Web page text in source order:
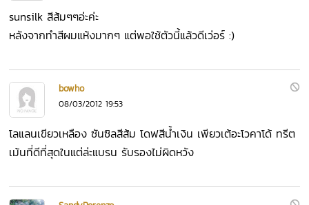
sunsilk สีส้มๆๆอ่ะค่ะ
หลังจากทำสีผมแห้งมากๆ แต่พอใช้ตัวนี้แล้วดีเว่อร์ :)
bowho
08/03/2012 19:53
โลแลนเขียวเหลือง ซันซิลสีส้ม โดฟสีน้ำเงิน เพียวเต้อะโวคาโด้ ทรีต
เม้นที่ดีที่สุดในแต่ล่ะแบรน รับรองไม่ผิดหวัง